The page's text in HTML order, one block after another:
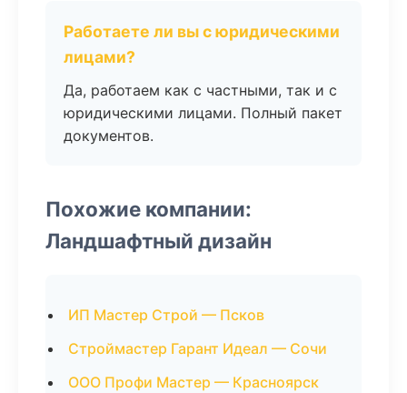
Работаете ли вы с юридическими
лицами?
Да, работаем как с частными, так и с
юридическими лицами. Полный пакет
документов.
Похожие компании:
Ландшафтный дизайн
ИП Мастер Строй — Псков
Строймастер Гарант Идеал — Сочи
ООО Профи Мастер — Красноярск